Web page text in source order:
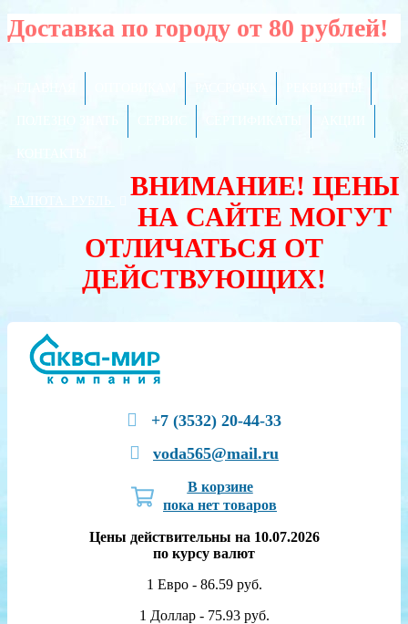
Доставка по городу от 80 рублей!
ВАЛЮТА:
ВНИМАНИЕ! ЦЕНЫ
НА САЙТЕ МОГУТ
ОТЛИЧАТЬСЯ ОТ
ДЕЙСТВУЮЩИХ!
+7 (3532) 20-44-33
voda565@mail.ru
В корзине
пока нет товаров
Цены действительны на 10.07.2026
по курсу валют
1 Евро - 86.59 руб.
1 Доллар - 75.93 руб.